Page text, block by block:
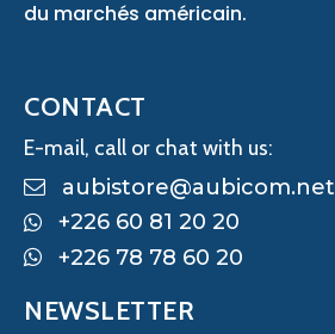
du marchés américain.
CONTACT
E-mail, call or chat with us:
aubistore@aubicom.net
+226 60 81 20 20
+226 78 78 60 20
NEWSLETTER